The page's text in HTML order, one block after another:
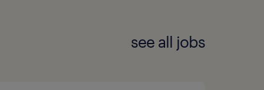
see all jobs